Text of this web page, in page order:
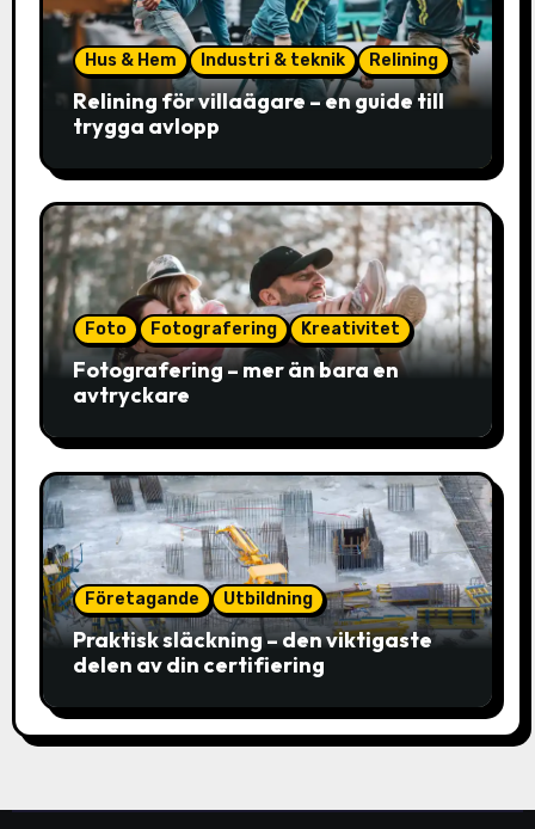
Hus & Hem Industri & teknik Relining
Relining för villaägare – en guide till
trygga avlopp
Foto Fotografering Kreativitet
Fotografering – mer än bara en
avtryckare
Företagande Utbildning
Praktisk släckning – den viktigaste
delen av din certifiering